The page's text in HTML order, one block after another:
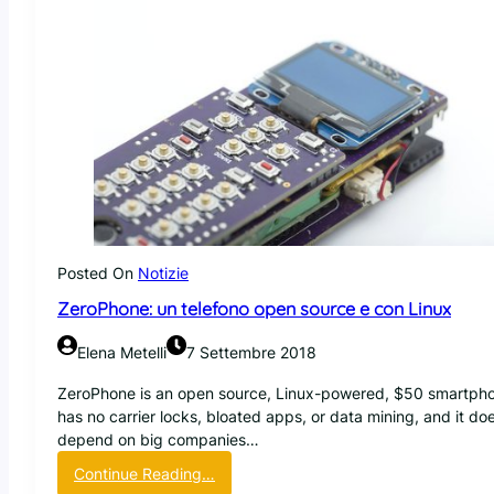
Posted On Notizie
ZeroPhone: un telefono open source e con Linux
Elena Metelli 7 Settembre 2018
ZeroPhone is an open source, Linux-powered, $50
has no carrier locks, bloated apps, or data mining, and it
depend on big companies…
Continue Reading…